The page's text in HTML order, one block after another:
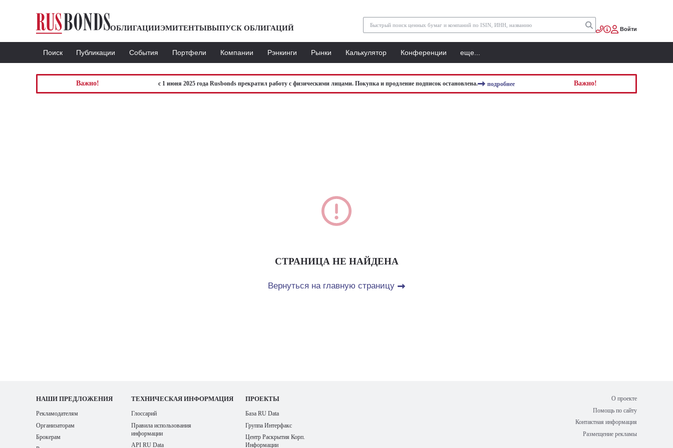
ОБЛИГАЦИИЭМИТЕНТЫВЫПУСК ОБЛИГАЦИЙ Войти
Поиск Публикации События Портфели Компании Рэнкинги Рынки Калькулятор Конференции еще...
Важно! с 1 июня 2025 года Rusbonds прекратил работу с физическими лицами. Покупка и продление подписок остановлена. подробнее Важно!
СТРАНИЦА НЕ НАЙДЕНА
Вернуться на главную страницу
НАШИ ПРЕДЛОЖЕНИЯ
Рекламодателям
Организаторам
Брокерам
ТЕХНИЧЕСКАЯ ИНФОРМАЦИЯ
Глоссарий
Правила использования
информации
API RU Data
ПРОЕКТЫ
База RU Data
Группа Интерфакс
Центр Раскрытия Корп.
Информации
О проекте
Помощь по сайту
Контактная информация
Размещение рекламы